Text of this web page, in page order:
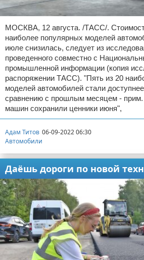
МОСКВА, 12 августа. /ТАСС/.
наиболее популярных моделей
июле снизилась, следует из
проведенного совместно с
промышленной информации (копия
распоряжении ТАСС). "Пять из 20
моделей автомобилей стали
сравнению с прошлым месяцем -
машин сохранили ценники июня",
Адам Титов 06-09-2022 06:30
Автомобили
Даёшь дороги по новой